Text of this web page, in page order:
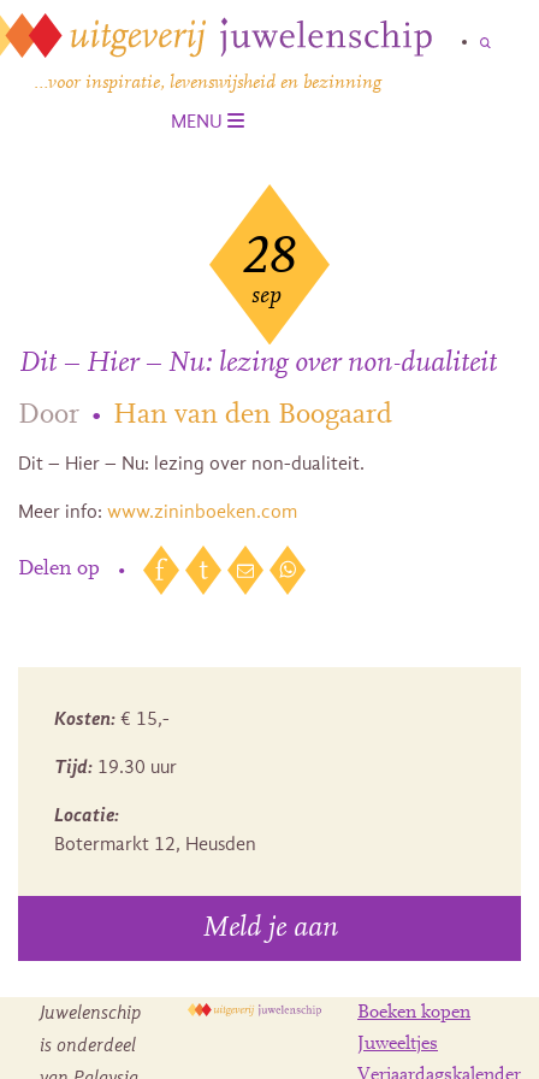
…voor inspiratie, levenswijsheid en bezinning
MENU
28
sep
Dit – Hier – Nu: lezing over non-dualiteit
Door • Han van den Boogaard
Dit – Hier – Nu: lezing over non-dualiteit.
Meer info: www.zininboeken.com
Delen op •
Kosten: € 15,-
Tijd: 19.30 uur
Locatie:
Botermarkt 12, Heusden
Meld je aan
Juwelenschip
is onderdeel
Boeken kopen
Juweeltjes
Verjaardagskalender